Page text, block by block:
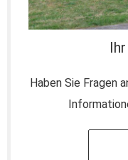
Haben Sie Fragen